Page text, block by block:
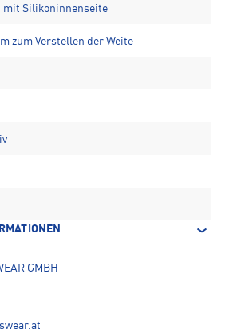
mit Silikoninnenseite
zum Verstellen der Weite
GMBH